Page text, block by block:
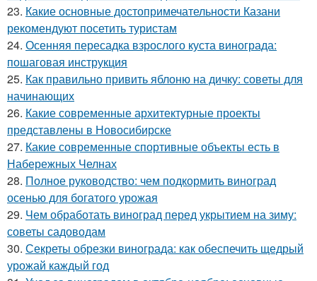
23. Какие основные достопримечательности Казани
рекомендуют посетить туристам
24. Осенняя пересадка взрослого куста винограда:
пошаговая инструкция
25. Как правильно привить яблоню на дичку: советы для
начинающих
26. Какие современные архитектурные проекты
представлены в Новосибирске
27. Какие современные спортивные объекты есть в
Набережных Челнах
28. Полное руководство: чем подкормить виноград
осенью для богатого урожая
29. Чем обработать виноград перед укрытием на зиму:
советы садоводам
30. Секреты обрезки винограда: как обеспечить щедрый
урожай каждый год